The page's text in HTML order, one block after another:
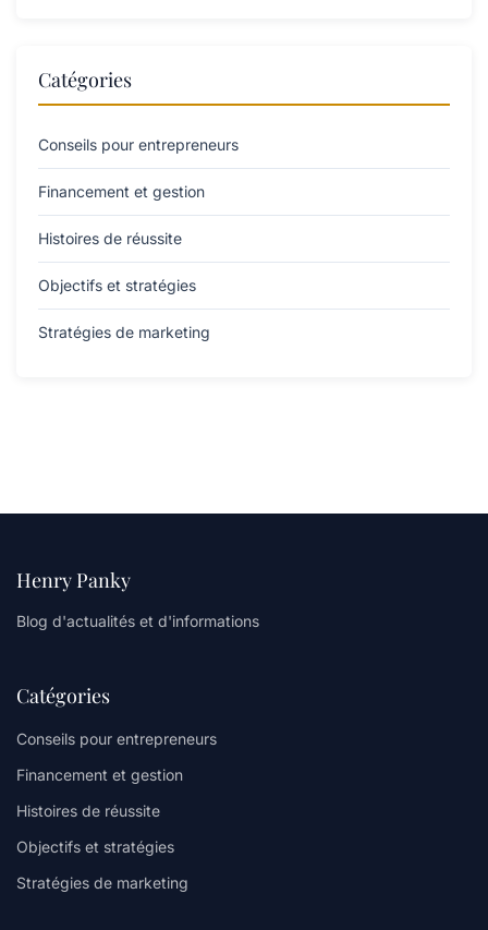
Catégories
Conseils pour entrepreneurs
Financement et gestion
Histoires de réussite
Objectifs et stratégies
Stratégies de marketing
Henry Panky
Blog d'actualités et d'informations
Catégories
Conseils pour entrepreneurs
Financement et gestion
Histoires de réussite
Objectifs et stratégies
Stratégies de marketing